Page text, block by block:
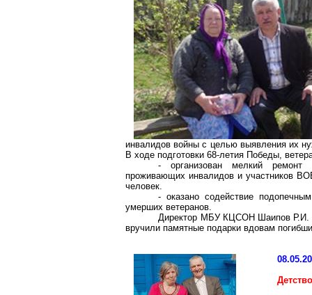
инвалидов войны с целью выявления их
В ходе подготовки 68-летия Победы,
- организован мелкий ремонт
проживающих инвалидов и участников
человек.
- оказано содействие
умерших ветеранов.
Директор МБУ КЦСОН Шаипов Р.И.
вручили памятные подарки вдовам